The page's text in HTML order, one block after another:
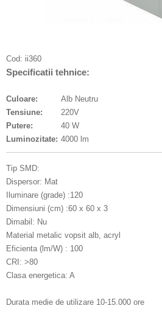
Cod: ii360
Specificatii tehnice:
Culoare:
Alb Neutru
Tensiune:
220V
Putere:
40 W
Luminozitate: 4000 lm
Tip SMD:
Dispersor: Mat
Iluminare (grade) :120
Dimensiuni (cm) :60 x 60 x 3
Dimabil: Nu
Material metalic vopsit alb, acryl
Eficienta (lm/W) : 100
CRI: >80
Clasa energetica: A
Durata medie de utilizare 10-15.000 ore